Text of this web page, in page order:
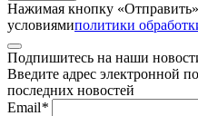
Нажимая кнопку
условиямиполитики
Подпишитесь на наши
Введите адрес электронной
последних новостей
Email*